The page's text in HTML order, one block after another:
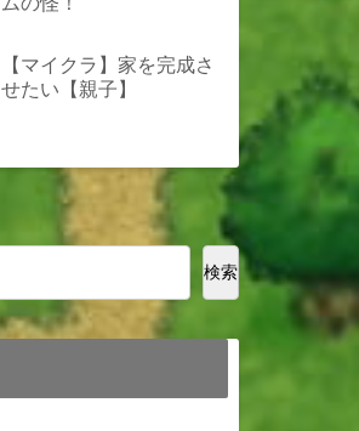
【マイクラ】家を完成さ
せたい【親子】
検索